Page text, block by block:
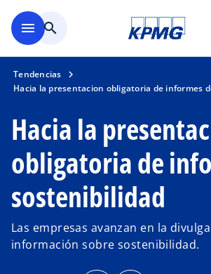
menu search
Tendencias
Hacia la presentacion obligatoria de informes
Hacia la
obligatoria de
sostenibilidad
Las empresas avanzan en la
información sobre sostenibilidad.